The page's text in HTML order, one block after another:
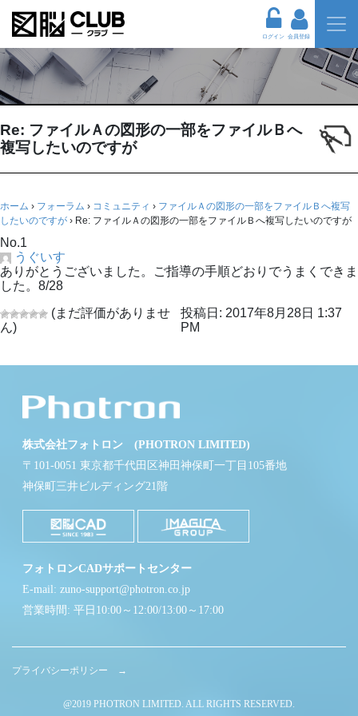
ログイン 会員登録
Re: ファイルＡの図形の一部をファイルＢへ
複写したいのですが
ホーム › フォーラム › コミュニティ › ファイルＡの図形の一部をファイルＢへ複写
したいのですが › Re: ファイルＡの図形の一部をファイルＢへ複写したいのですが
No.1
うぐいす
ありがとうございました。ご指導の手順どおりでうまくできま
した。8/28
(まだ評価がありませ
ん)
投稿日: 2017年8月28日 1:37
PM
株式会社フォトロン (PHOTRON LIMITED)
〒101-0051 東京都千代田区神田神保町一丁目105番地
神保町三井ビルディング21階
フォトロンCADサポートセンター
E-mail: zuno-support@photron.co.jp
営業時間: 平日10:00～12:00/13:00～17:00
プライバシーポリシー →
@2019 PHOTRON LIMITED. ALL RIGHTS RESERVED.